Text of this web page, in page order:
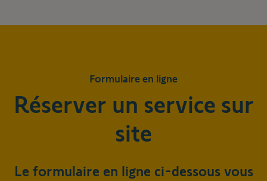
Formulaire en ligne
Réserver un service sur
site
Le formulaire en ligne ci-dessous vous